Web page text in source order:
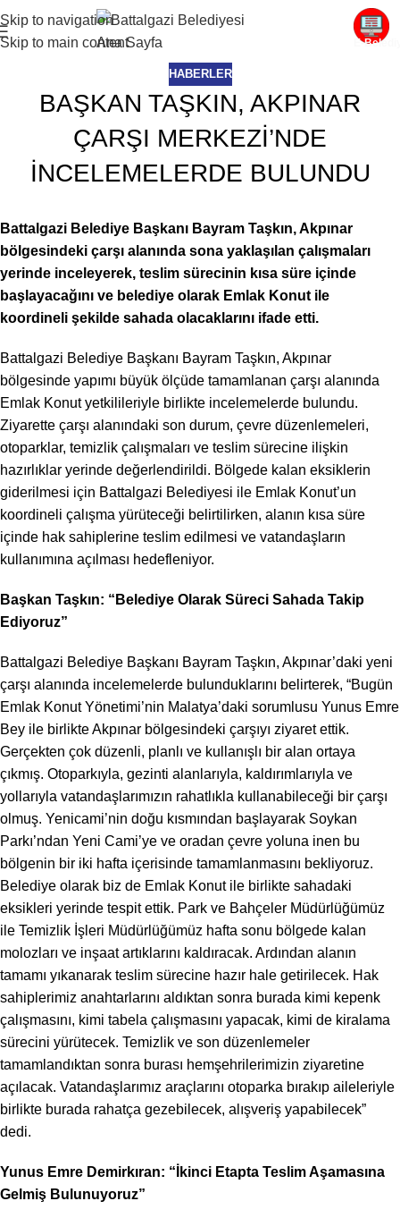
Skip to navigation
Skip to main content
E-
HABERLER
BAŞKAN TAŞKIN, AKPINAR
ÇARŞI MERKEZİ’NDE
İNCELEMELERDE BULUNDU
Battalgazi Belediye Başkanı Bayram Taşkın, Akpınar
bölgesindeki çarşı alanında sona yaklaşılan çalışmaları
yerinde inceleyerek, teslim sürecinin kısa süre içinde
başlayacağını ve belediye olarak Emlak Konut ile
koordineli şekilde sahada olacaklarını ifade etti.
Battalgazi Belediye Başkanı Bayram Taşkın, Akpınar
bölgesinde yapımı büyük ölçüde tamamlanan çarşı alanında
Emlak Konut yetkilileriyle birlikte incelemelerde bulundu.
Ziyarette çarşı alanındaki son durum, çevre düzenlemeleri,
otoparklar, temizlik çalışmaları ve teslim sürecine ilişkin
hazırlıklar yerinde değerlendirildi. Bölgede kalan eksiklerin
giderilmesi için Battalgazi Belediyesi ile Emlak Konut’un
koordineli çalışma yürüteceği belirtilirken, alanın kısa süre
içinde hak sahiplerine teslim edilmesi ve vatandaşların
kullanımına açılması hedefleniyor.
Başkan Taşkın: “Belediye Olarak Süreci Sahada Takip
Ediyoruz”
Battalgazi Belediye Başkanı Bayram Taşkın, Akpınar’daki yeni
çarşı alanında incelemelerde bulunduklarını belirterek, “Bugün
Emlak Konut Yönetimi’nin Malatya’daki sorumlusu Yunus Emre
Bey ile birlikte Akpınar bölgesindeki çarşıyı ziyaret ettik.
Gerçekten çok düzenli, planlı ve kullanışlı bir alan ortaya
çıkmış. Otoparkıyla, gezinti alanlarıyla, kaldırımlarıyla ve
yollarıyla vatandaşlarımızın rahatlıkla kullanabileceği bir çarşı
olmuş. Yenicami’nin doğu kısmından başlayarak Soykan
Parkı’ndan Yeni Cami’ye ve oradan çevre yoluna inen bu
bölgenin bir iki hafta içerisinde tamamlanmasını bekliyoruz.
Belediye olarak biz de Emlak Konut ile birlikte sahadaki
eksikleri yerinde tespit ettik. Park ve Bahçeler Müdürlüğümüz
ile Temizlik İşleri Müdürlüğümüz hafta sonu bölgede kalan
molozları ve inşaat artıklarını kaldıracak. Ardından alanın
tamamı yıkanarak teslim sürecine hazır hale getirilecek. Hak
sahiplerimiz anahtarlarını aldıktan sonra burada kimi kepenk
çalışmasını, kimi tabela çalışmasını yapacak, kimi de kiralama
sürecini yürütecek. Temizlik ve son düzenlemeler
tamamlandıktan sonra burası hemşehrilerimizin ziyaretine
açılacak. Vatandaşlarımız araçlarını otoparka bırakıp aileleriyle
birlikte burada rahatça gezebilecek, alışveriş yapabilecek”
dedi.
Yunus Emre Demirkıran: “İkinci Etapta Teslim Aşamasına
Gelmiş Bulunuyoruz”